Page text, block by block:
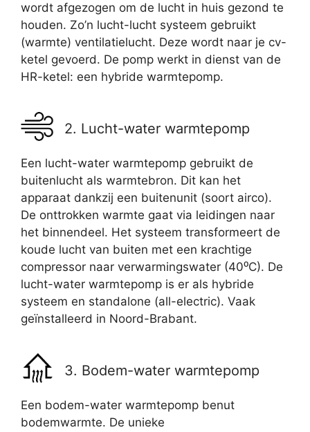
wordt afgezogen om de lucht in huis gezond te
houden. Zo’n lucht-lucht systeem gebruikt
(warmte) ventilatielucht. Deze wordt naar je cv-
ketel gevoerd. De pomp werkt in dienst van de
HR-ketel: een hybride warmtepomp.
2. Lucht-water warmtepomp
Een lucht-water warmtepomp gebruikt de
buitenlucht als warmtebron. Dit kan het
apparaat dankzij een buitenunit (soort airco).
De onttrokken warmte gaat via leidingen naar
het binnendeel. Het systeem transformeert de
koude lucht van buiten met een krachtige
compressor naar verwarmingswater (40⁰C). De
lucht-water warmtepomp is er als hybride
systeem en standalone (all-electric). Vaak
geïnstalleerd in Noord-Brabant.
3. Bodem-water warmtepomp
Een bodem-water warmtepomp benut
bodemwarmte. De unieke